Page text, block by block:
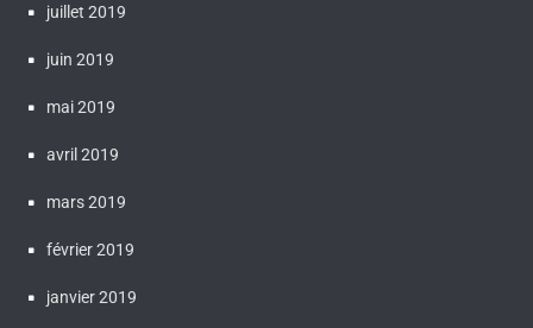
juillet 2019
juin 2019
mai 2019
avril 2019
mars 2019
février 2019
janvier 2019